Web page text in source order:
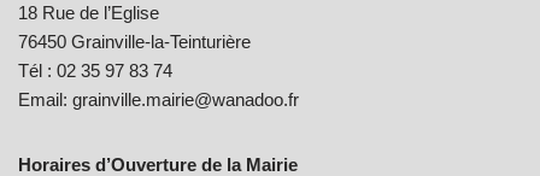
18 Rue de l’Eglise
76450 Grainville-la-Teinturière
Tél : 02 35 97 83 74
Email: grainville.mairie@wanadoo.fr
Horaires d’Ouverture de la Mairie